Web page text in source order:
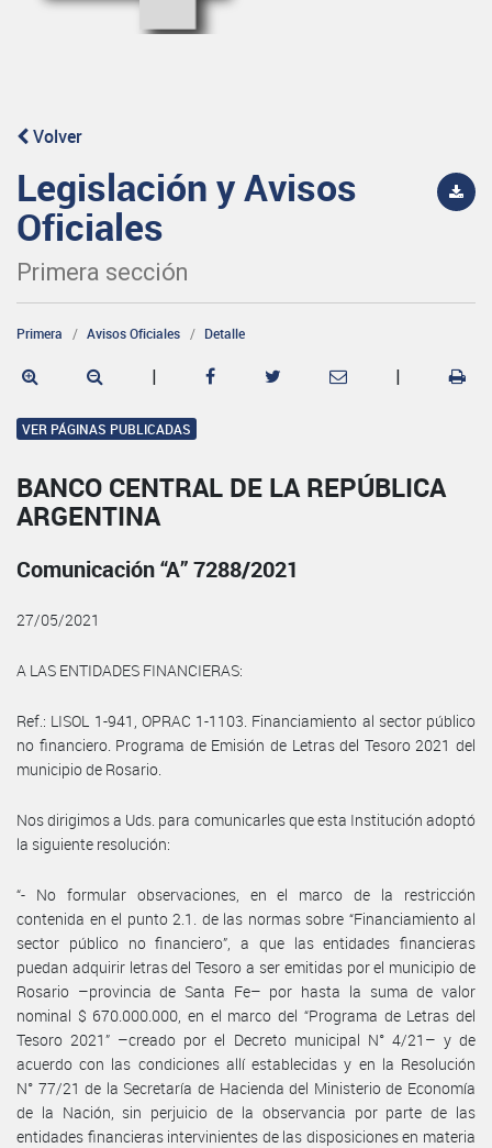
Volver
Legislación y Avisos
Oficiales
Primera sección
Primera Avisos Oficiales Detalle
| |
VER PÁGINAS PUBLICADAS
BANCO CENTRAL DE LA REPÚBLICA
ARGENTINA
Comunicación “A” 7288/2021
27/05/2021
A LAS ENTIDADES FINANCIERAS:
Ref.: LISOL 1-941, OPRAC 1-1103. Financiamiento al sector público
no financiero. Programa de Emisión de Letras del Tesoro 2021 del
municipio de Rosario.
Nos dirigimos a Uds. para comunicarles que esta Institución adoptó
la siguiente resolución:
“- No formular observaciones, en el marco de la restricción
contenida en el punto 2.1. de las normas sobre “Financiamiento al
sector público no financiero”, a que las entidades financieras
puedan adquirir letras del Tesoro a ser emitidas por el municipio de
Rosario –provincia de Santa Fe– por hasta la suma de valor
nominal $ 670.000.000, en el marco del “Programa de Letras del
Tesoro 2021” –creado por el Decreto municipal N° 4/21– y de
acuerdo con las condiciones allí establecidas y en la Resolución
N° 77/21 de la Secretaría de Hacienda del Ministerio de Economía
de la Nación, sin perjuicio de la observancia por parte de las
entidades financieras intervinientes de las disposiciones en materia